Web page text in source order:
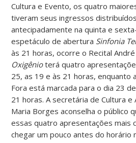
Cultura e Evento, os quatro
tiveram seus ingressos distribuídos
antecipadamente na quinta e
espetáculo de abertura Sinfonia
às 21 horas, ocorre o Recital
Oxigênioterá quatro
25, as 19 e às 21 horas, enquanto
Fora está marcada para o dia 23
21 horas. A secretária de Cultura e
Maria Borges aconselha o público
essas quatro apresentações mais
chegar um pouco antes do horário